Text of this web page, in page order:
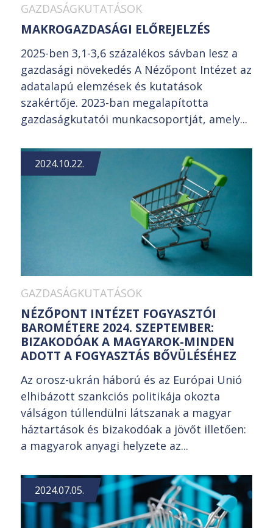
GAZDASÁGKUTATÁSOK
MAKROGAZDASÁGI ELŐREJELZÉS
2025-ben 3,1-3,6 százalékos sávban lesz a
gazdasági növekedés A Nézőpont Intézet az
adatalapú elemzések és kutatások
szakértője. 2023-ban megalapította
gazdaságkutatói munkacsoportját, amely...
2024.10.22.
GAZDASÁGKUTATÁSOK
NÉZŐPONT INTÉZET FOGYASZTÓI
BAROMÉTERE 2024. SZEPTEMBER:
BIZAKODÓAK A MAGYAROK-MINDEN
ADOTT A FOGYASZTÁS BŐVÜLÉSÉHEZ
Az orosz-ukrán háború és az Európai Unió
elhibázott szankciós politikája okozta
válságon túllendülni látszanak a magyar
háztartások és bizakodóak a jövőt illetően:
a magyarok anyagi helyzete az...
2024.07.05.